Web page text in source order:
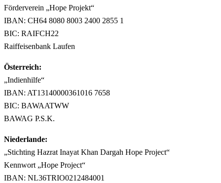
Förderverein „Hope Projekt“
IBAN: CH64 8080 8003 2400 2855 1
BIC: RAIFCH22
Raiffeisenbank Laufen
Österreich:
„Indienhilfe“
IBAN: AT13140000361016 7658
BIC: BAWAATWW
BAWAG P.S.K.
Niederlande:
„Stichting Hazrat Inayat Khan Dargah Hope Project“
Kennwort „Hope Project“
IBAN: NL36TRIO0212484001